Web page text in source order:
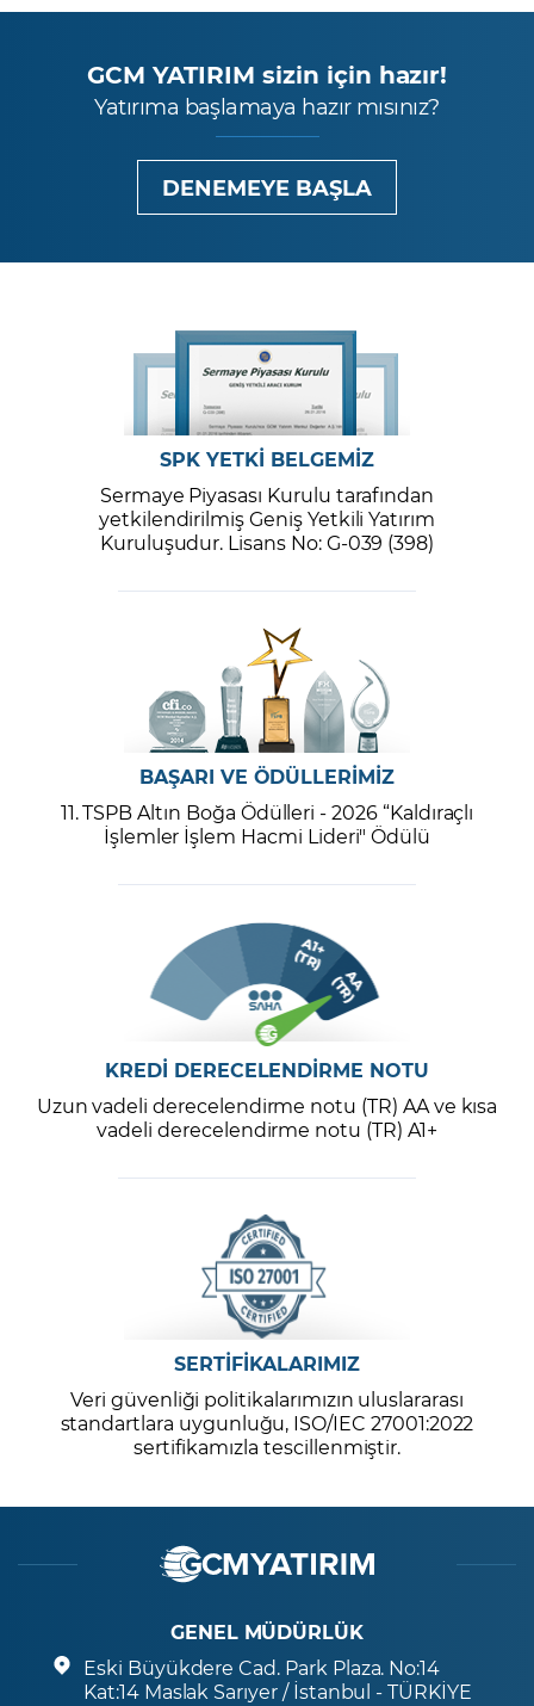
GCM YATIRIM sizin için hazır!
Yatırıma başlamaya hazır mısınız?
DENEMEYE BAŞLA
SPK YETKİ BELGEMİZ
Sermaye Piyasası Kurulu tarafından
yetkilendirilmiş Geniş Yetkili Yatırım
Kuruluşudur. Lisans No: G-039 (398)
BAŞARI VE ÖDÜLLERİMİZ
11. TSPB Altın Boğa Ödülleri - 2026 “Kaldıraçlı
İşlemler İşlem Hacmi Lideri" Ödülü
KREDİ DERECELENDİRME NOTU
Uzun vadeli derecelendirme notu (TR) AA ve kısa
vadeli derecelendirme notu (TR) A1+
SERTİFİKALARIMIZ
Veri güvenliği politikalarımızın uluslararası
standartlara uygunluğu, ISO/IEC 27001:2022
sertifikamızla tescillenmiştir.
GENEL MÜDÜRLÜK
Eski Büyükdere Cad. Park Plaza. No:14
Kat:14 Maslak Sarıyer / İstanbul - TÜRKİYE